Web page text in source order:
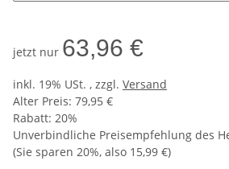
jetzt nur 63,96 €
inkl. 19% USt. , zzgl. Versand
Alter Preis: 79,95 €
Rabatt: 20%
Unverbindliche Preisempfehlung des
(Sie sparen 20%, also 15,99 €)